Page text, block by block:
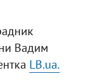
Вадим
LB.ua.